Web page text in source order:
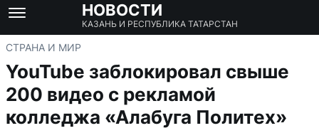
НОВОСТИ
КАЗАНЬ И РЕСПУБЛИКА ТАТАРСТАН
СТРАНА И МИР
YouTube заблокировал свыше
200 видео с рекламой
колледжа «Алабуга Политех»